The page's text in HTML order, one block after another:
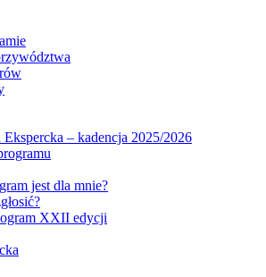
– kadencja 2025/2026
jest dla mnie?
XXII edycji